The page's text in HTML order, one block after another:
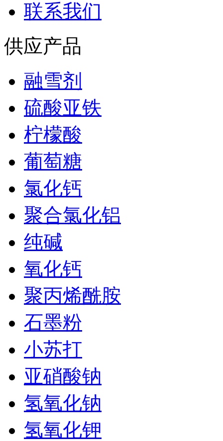
联系我们
供应产品
融雪剂
硫酸亚铁
柠檬酸
葡萄糖
氯化钙
聚合氯化铝
纯碱
氧化钙
聚丙烯酰胺
石墨粉
小苏打
亚硝酸钠
氢氧化钠
氢氧化钾